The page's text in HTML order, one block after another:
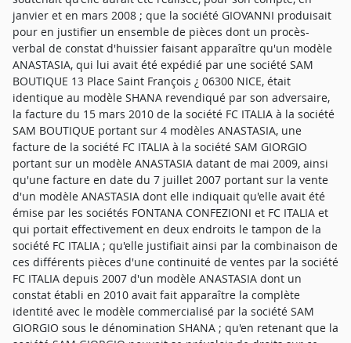
janvier et en mars 2008 ; que la société GIOVANNI produisait
pour en justifier un ensemble de pièces dont un procès-
verbal de constat d'huissier faisant apparaître qu'un modèle
ANASTASIA, qui lui avait été expédié par une société SAM
BOUTIQUE 13 Place Saint François ¿ 06300 NICE, était
identique au modèle SHANA revendiqué par son adversaire,
la facture du 15 mars 2010 de la société FC ITALIA à la société
SAM BOUTIQUE portant sur 4 modèles ANASTASIA, une
facture de la société FC ITALIA à la société SAM GIORGIO
portant sur un modèle ANASTASIA datant de mai 2009, ainsi
qu'une facture en date du 7 juillet 2007 portant sur la vente
d'un modèle ANASTASIA dont elle indiquait qu'elle avait été
émise par les sociétés FONTANA CONFEZIONI et FC ITALIA et
qui portait effectivement en deux endroits le tampon de la
société FC ITALIA ; qu'elle justifiait ainsi par la combinaison de
ces différents pièces d'une continuité de ventes par la société
FC ITALIA depuis 2007 d'un modèle ANASTASIA dont un
constat établi en 2010 avait fait apparaître la complète
identité avec le modèle commercialisé par la société SAM
GIORGIO sous le dénomination SHANA ; qu'en retenant que la